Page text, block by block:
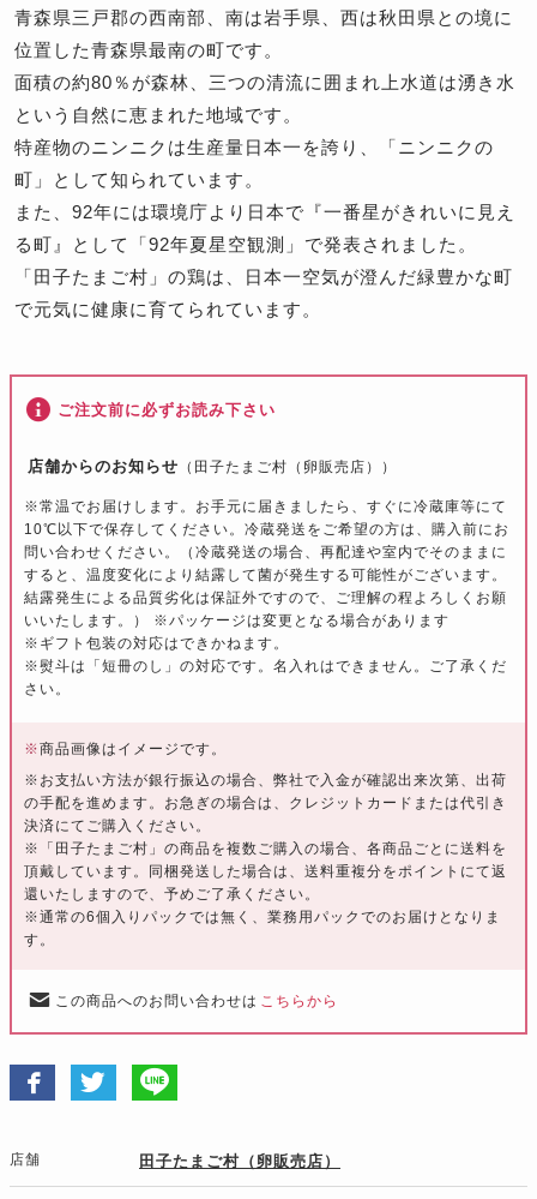
青森県三戸郡の西南部、南は岩手県、西は秋田県との境に
位置した青森県最南の町です。
面積の約80％が森林、三つの清流に囲まれ上水道は湧き水
という自然に恵まれた地域です。
特産物のニンニクは生産量日本一を誇り、「ニンニクの
町」として知られています。
また、92年には環境庁より日本で『一番星がきれいに見え
る町』として「92年夏星空観測」で発表されました。
「田子たまご村」の鶏は、日本一空気が澄んだ緑豊かな町
で元気に健康に育てられています。
ご注文前に必ずお読み下さい
店舗からのお知らせ （田子たまご村（卵販売店））
※常温でお届けします。お手元に届きましたら、すぐに冷蔵庫等にて
10℃以下で保存してください。冷蔵発送をご希望の方は、購入前にお
問い合わせください。（冷蔵発送の場合、再配達や室内でそのままに
すると、温度変化により結露して菌が発生する可能性がございます。
結露発生による品質劣化は保証外ですので、ご理解の程よろしくお願
いいたします。） ※パッケージは変更となる場合があります
※ギフト包装の対応はできかねます。
※熨斗は「短冊のし」の対応です。名入れはできません。ご了承くだ
さい。
※商品画像はイメージです。
※お支払い方法が銀行振込の場合、弊社で入金が確認出来次第、出荷
の手配を進めます。お急ぎの場合は、クレジットカードまたは代引き
決済にてご購入ください。
※「田子たまご村」の商品を複数ご購入の場合、各商品ごとに送料を
頂戴しています。同梱発送した場合は、送料重複分をポイントにて返
還いたしますので、予めご了承ください。
※通常の6個入りパックでは無く、業務用パックでのお届けとなりま
す。
この商品へのお問い合わせは こちらから
店舗 田子たまご村（卵販売店）